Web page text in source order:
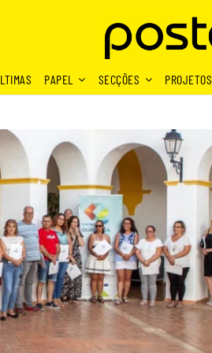
PAPEL SECÇÕES PROJETOS